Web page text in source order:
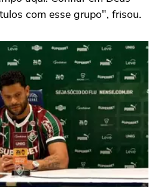
com esse grupo", frisou.